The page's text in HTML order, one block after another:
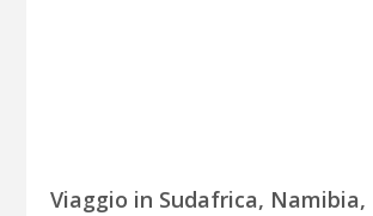
Viaggio in Sudafrica,